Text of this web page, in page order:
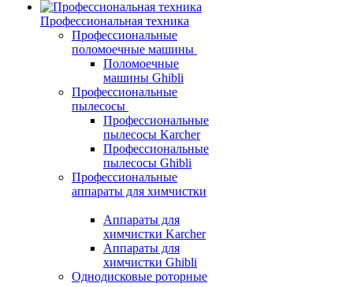
Профессиональная техника
Профессиональные
поломоечные машины
Поломоечные
машины Ghibli
Профессиональные
пылесосы
Профессиональные
пылесосы Karcher
Профессиональные
пылесосы Ghibli
Профессиональные
аппараты для химчистки
Аппараты для
химчистки Karcher
Аппараты для
химчистки Ghibli
Однодисковые роторные